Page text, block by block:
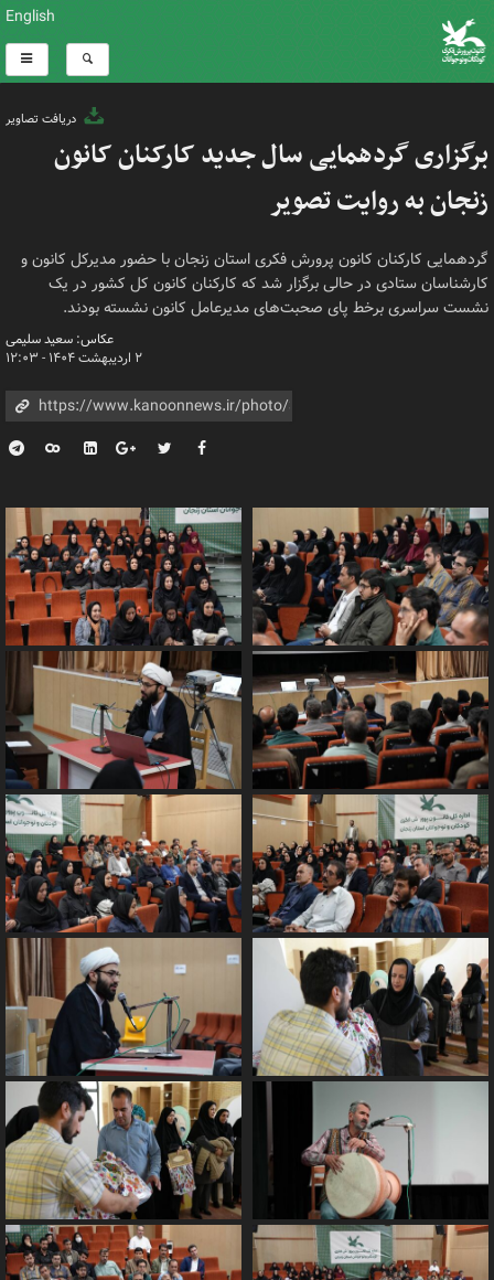
English
دریافت تصاویر
برگزاری گردهمایی سال جدید کارکنان کانون
زنجان به روایت تصویر
گردهمایی کارکنان کانون پرورش فکری استان زنجان با حضور مدیرکل کانون و
کارشناسان ستادی در حالی برگزار شد که کارکنان کانون کل کشور در یک
نشست سراسری برخط پای صحبت‌های مدیرعامل کانون نشسته بودند.
عکاس: سعید سلیمی
۲ اردیبهشت ۱۴۰۴ - ۱۲:۰۳